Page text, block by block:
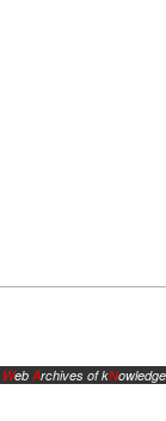
WebArchives of kNowledge